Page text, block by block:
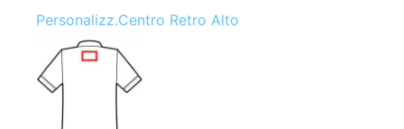
Personalizz.Centro Retro Alto